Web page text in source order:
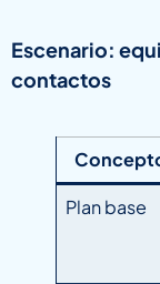
Escenario:
contactos
Plan base